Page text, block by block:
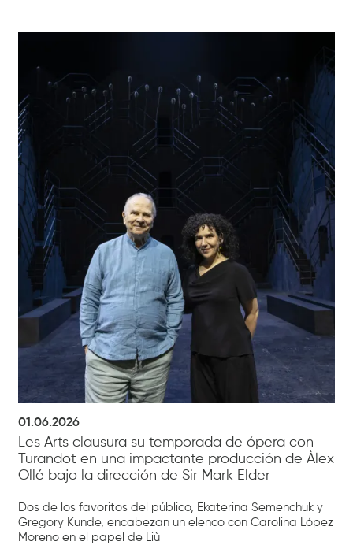
01.06.2026
Les Arts clausura su temporada de ópera con
Turandot en una impactante producción de Àlex
Ollé bajo la dirección de Sir Mark Elder
Dos de los favoritos del público, Ekaterina Semenchuk y
Gregory Kunde, encabezan un elenco con Carolina López
Moreno en el papel de Liù